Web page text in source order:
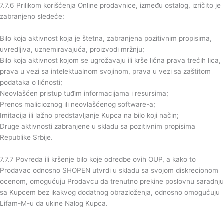
7.7.6 Prilikom korišćenja Online prodavnice, između ostalog, izričito je
zabranjeno sledeće:
Bilo koja aktivnost koja je štetna, zabranjena pozitivnim propisima,
uvredljiva, uznemiravajuća, proizvodi mržnju;
Bilo koja aktivnost kojom se ugrožavaju ili krše lična prava trećih lica,
prava u vezi sa intelektualnom svojinom, prava u vezi sa zaštitom
podataka o ličnosti;
Neovlašćen pristup tuđim informacijama i resursima;
Prenos malicioznog ili neovlašćenog software-a;
Imitacija ili lažno predstavljanje Kupca na bilo koji način;
Druge aktivnosti zabranjene u skladu sa pozitivnim propisima
Republike Srbije.
7.7.7 Povreda ili kršenje bilo koje odredbe ovih OUP, a kako to
Prodavac odnosno SHOPEN utvrdi u skladu sa svojom diskrecionom
ocenom, omogućuju Prodavcu da trenutno prekine poslovnu saradnju
sa Kupcem bez ikakvog dodatnog obrazloženja, odnosno omogućuju
Lifam-M-u da ukine Nalog Kupca.